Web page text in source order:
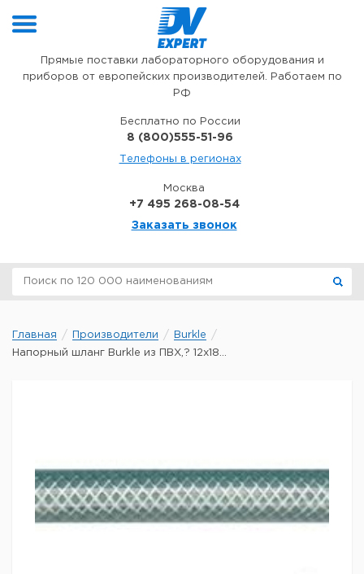
Прямые поставки лабораторного оборудования и
приборов от европейских производителей. Работаем по
РФ
Бесплатно по России
8 (800)555-51-96
Телефоны в регионах
Москва
+7 495 268-08-54
Заказать звонок
Главная Производители
Burkle
Напорный шланг Burkle из ПВХ,? 12x18...